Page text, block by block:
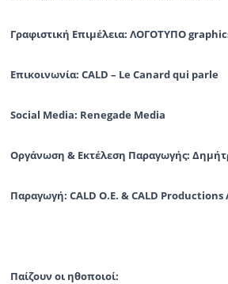
Γραφιστική Επιμέλεια: ΛΟΓΟΤΥΠΟ
Επικοινωνία: CALD – Le Canard qui parle
Social Media: Renegade Media
Οργάνωση & Εκτέλεση Παραγωγής:
Παραγωγή: CALD O.E. & CALD
Παίζουν οι ηθοποιοί: